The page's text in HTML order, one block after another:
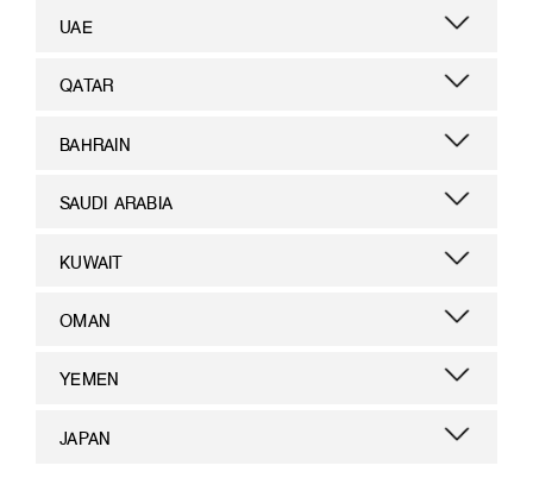
UAE
QATAR
BAHRAIN
SAUDI ARABIA
KUWAIT
OMAN
YEMEN
JAPAN